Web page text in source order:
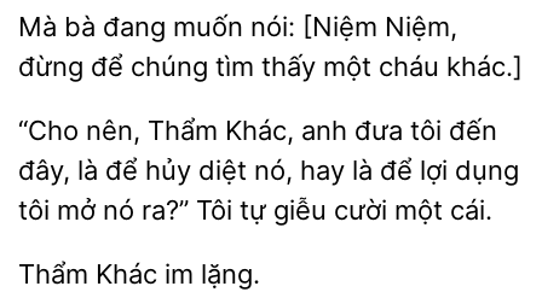
bà đang muốn
[Niệm Niệm,
đừng
chúng tìm thấy một cháu khác.]
“Cho nên, Thẩm Khác, anh đưa tôi đến
là để hủy diệt nó, hay là để lợi dụng
tôi mở nó ra?”
giễu cười một cái.
lặng.